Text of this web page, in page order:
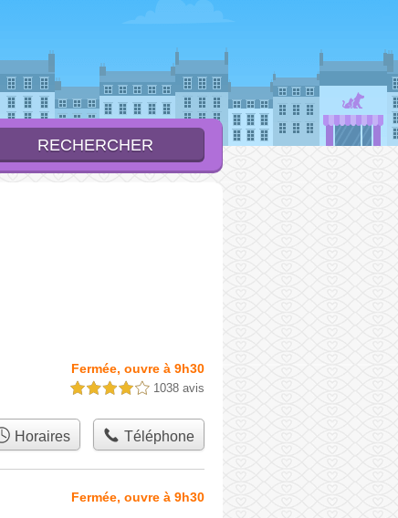
Fermée, ouvre à 9h30
4,0 étoiles sur 5 1038 avis
Horaires Téléphone
Fermée, ouvre à 9h30